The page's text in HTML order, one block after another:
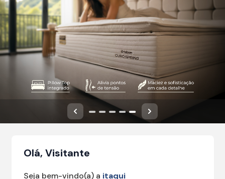
Anterior Próximo
Olá, Visitante
Seja bem-vindo(a) a itaqui